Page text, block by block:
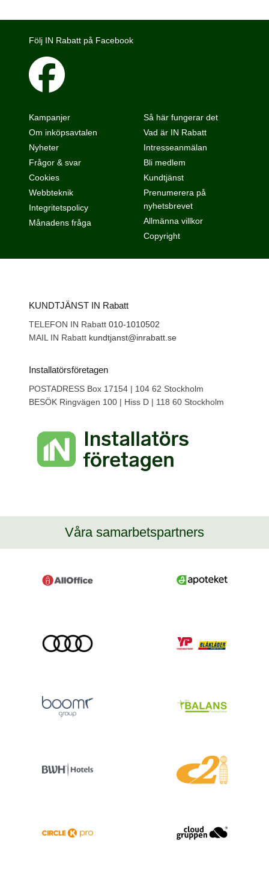
Följ IN Rabatt på Facebook
Kampanjer
Om inköpsavtalen
Nyheter
Frågor & svar
Så här fungerar det
Vad är IN Rabatt
Intresseanmälan
Bli medlem
Cookies
Webbteknik
Integritetspolicy
Månadens fråga
Kundtjänst
Prenumerera på
nyhetsbrevet
Allmänna villkor
Copyright
KUNDTJÄNST IN Rabatt
TELEFON IN Rabatt 010-1010502
MAIL IN Rabatt kundtjanst@inrabatt.se
Installatörsföretagen
POSTADRESS Box 17154 | 104 62 Stockholm
BESÖK Ringvägen 100 | Hiss D | 118 60 Stockholm
Våra samarbetspartners